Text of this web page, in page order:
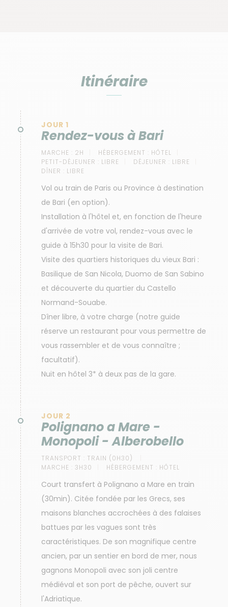
Itinéraire
JOUR 1
Rendez-vous à Bari
MARCHE : 2H HÉBERGEMENT : HÔTEL
PETIT-DÉJEUNER : LIBRE DÉJEUNER : LIBRE
DÎNER : LIBRE
Vol ou train de Paris ou Province à destination
de Bari (en option).
Installation à l'hôtel et, en fonction de l'heure
d'arrivée de votre vol, rendez-vous avec le
guide à 15h30 pour la visite de Bari.
Visite des quartiers historiques du vieux Bari :
Basilique de San Nicola, Duomo de San Sabino
et découverte du quartier du Castello
Normand-Souabe.
Dîner libre, à votre charge (notre guide
réserve un restaurant pour vous permettre de
vous rassembler et de vous connaître ;
facultatif).
Nuit en hôtel 3* à deux pas de la gare.
JOUR 2
Polignano a Mare -
Monopoli - Alberobello
TRANSPORT : TRAIN (0H30)
MARCHE : 3H30 HÉBERGEMENT : HÔTEL
Court transfert à Polignano a Mare en train
(30min). Citée fondée par les Grecs, ses
maisons blanches accrochées à des falaises
battues par les vagues sont très
caractéristiques. De son magnifique centre
ancien, par un sentier en bord de mer, nous
gagnons Monopoli avec son joli centre
médiéval et son port de pêche, ouvert sur
l'Adriatique.